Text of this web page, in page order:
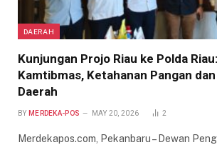
DAERAH
Kunjungan Projo Riau ke Polda
Kamtibmas, Ketahanan Pangan
Daerah
BY MERDEKA-POS MAY 20, 2026 2
Merdekapos.com, Pekanbaru – Dewan